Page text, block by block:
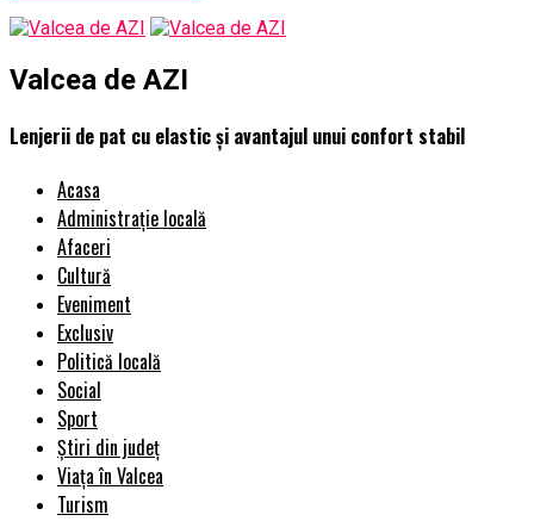
Valcea de AZI
Lenjerii de pat cu elastic și avantajul unui confort stabil
Acasa
Administrație locală
Afaceri
Cultură
Eveniment
Exclusiv
Politică locală
Social
Sport
Știri din județ
Viața în Valcea
Turism